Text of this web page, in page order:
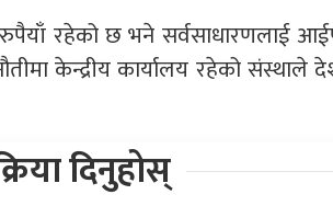
रहेको छ भने सर्वसाधारणलाई
केन्द्रीय कार्यालय रहेको संस्थाले
दिनुहोस्